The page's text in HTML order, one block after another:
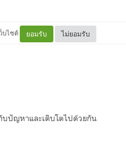
บไซต์ ยอมรับ ไม่ยอมรับ
บปัญหาและเติบโตไปด้วยกัน